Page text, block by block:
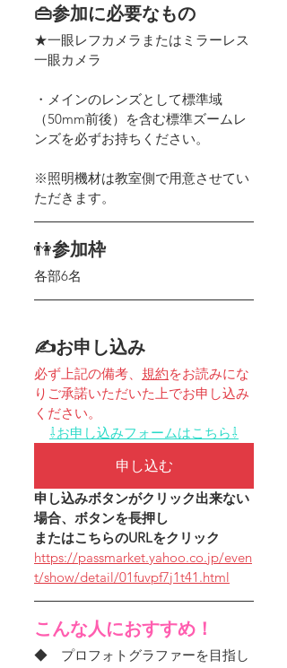
👜参加に必要なもの
★一眼レフカメラまたはミラーレス
一眼カメラ
・メインのレンズとして標準域
（50mm前後）を含む標準ズームレ
ンズを必ずお持ちください。
※照明機材は教室側で用意させてい
ただきます。
👫参加枠
各部6名
✍お申し込み
必ず上記の備考、 規約をお読みにな
りご承諾いただいた上でお申し込み
ください。
⇩お申し込みフォームはこちら⇩
申し込む
申し込みボタンがクリック出来ない
場合、 ボタンを長押し
またはこちらのURLをクリック
https://passmarket.yahoo.co.jp/even
t/show/detail/01fuvpf7j1t41.html
こんな人におすすめ！
◆　プロフォトグラファーを目指し